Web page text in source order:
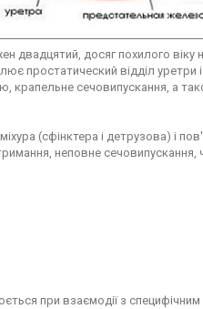
двадцятий, досяг похилого віку
простатический відділ уретри
крапельне сечовипускання, а
(сфінктера і детрузова) і
неповне сечовипускання,
при взаємодії з